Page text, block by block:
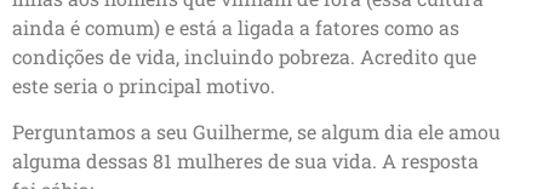
ainda é comum) e está a ligada a fatores como as
condições de vida, incluindo pobreza. Acredito que
este seria o principal motivo.
Perguntamos a seu Guilherme, se algum dia ele amou
alguma dessas 81 mulheres de sua vida. A resposta